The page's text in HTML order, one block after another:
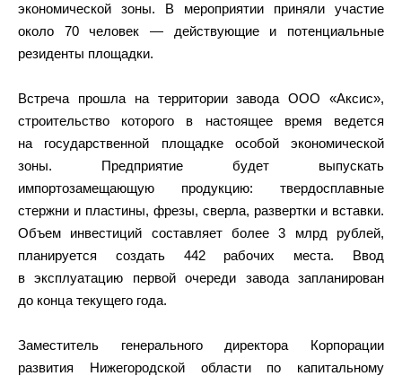
экономической зоны. В мероприятии приняли участие
около 70 человек — действующие и потенциальные
резиденты площадки.
Встреча прошла на территории завода ООО «Аксис»,
строительство которого в настоящее время ведется
на государственной площадке особой экономической
зоны. Предприятие будет выпускать
импортозамещающую продукцию: твердосплавные
стержни и пластины, фрезы, сверла, развертки и вставки.
Объем инвестиций составляет более 3 млрд рублей,
планируется создать 442 рабочих места. Ввод
в эксплуатацию первой очереди завода запланирован
до конца текущего года.
Заместитель генерального директора Корпорации
развития Нижегородской области по капитальному